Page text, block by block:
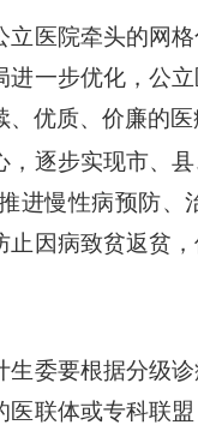
立医院牵头的网
一步优化，公
优质、价廉的医
，逐步实现市、
进慢性病预防、
因病致贫返贫
生委要根据分级
联体或专科联